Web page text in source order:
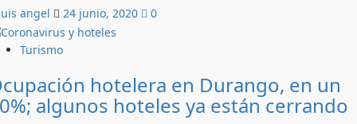
angel 24 junio, 2020 0
Turismo
hotelera en Durango, en un
algunos hoteles ya están cerrando